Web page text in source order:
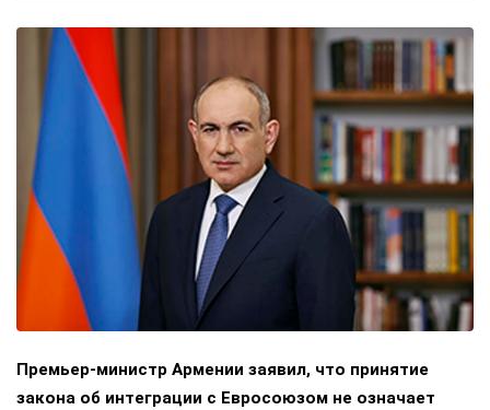
Премьер-министр Армении заявил, что принятие
закона об интеграции с Евросоюзом не означает